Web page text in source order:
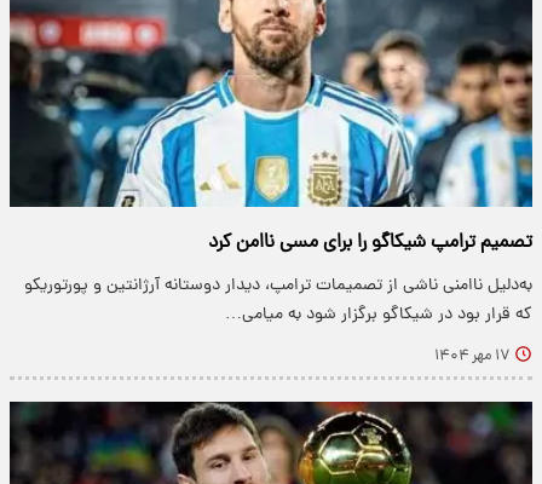
تصمیم ترامپ شیکاگو را برای مسی ناامن کرد
به‌دلیل ناامنی ناشی از تصمیمات ترامپ، دیدار دوستانه آرژانتین و پورتوریکو
که قرار بود در شیکاگو برگزار شود به میامی…
۱۷ مهر ۱۴۰۴